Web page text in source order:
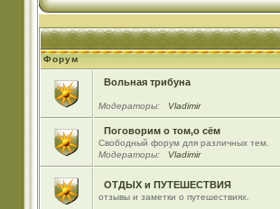
Форум
Вольная трибуна
Модераторы: Vladimir
Поговорим о том,о сём
Свободный форум для различных тем.
Модераторы:
Vladimir
ОТДЫХ и ПУТЕШЕСТВИЯ
отзывы и заметки о путешествиях.